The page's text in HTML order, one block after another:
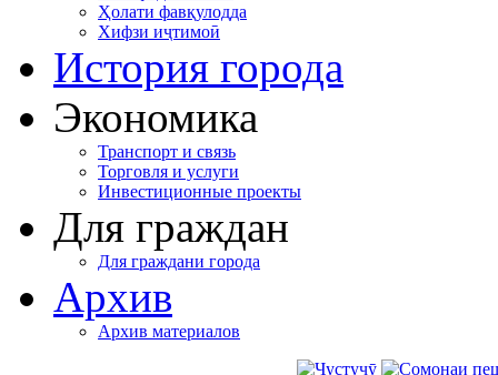
Ҳолати фавқулодда
Хифзи иҷтимоӣ
История города
Экономика
Транспорт и связь
Торговля и услуги
Инвестиционные проекты
Для граждан
Для граждани города
Архив
Архив материалов